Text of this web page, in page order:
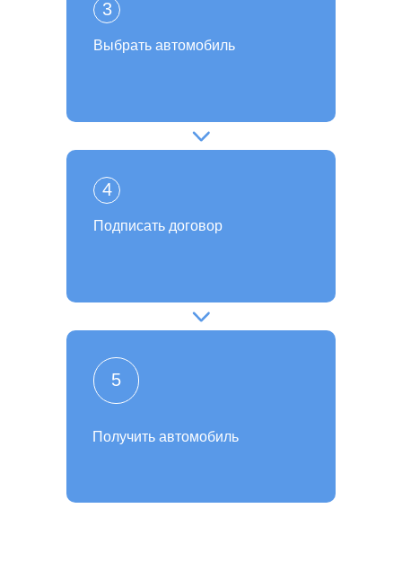
Получить автомобиль
5
Подписать договор
4
Выбрать автомобиль
3